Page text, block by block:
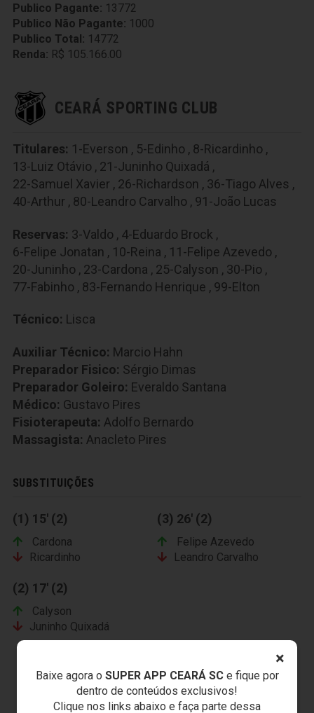
×
Baixe agora o SUPER APP CEARÁ SCe fique por
dentro de conteúdos exclusivos!
Clique nos links abaixo e faça parte dessa
Publico Pagante: 13772
Publico Não Pagante: 1000
Publico Total: 14772
Renda: R$ 105.166.00
CEARÁ SPORTING CLUB
Titulares: 1-Everson , 5-Edinho , 8-Ricardinho ,
13-Luiz Otávio , 21-Juninho Quixadá ,
22-Samuel Xavier , 26-Richardson , 36-Tiago Alves ,
40-Arthur , 80-Leandro Carvalho , 91-João Lucas
Reservas: 3-Valdo , 4-Eduardo Brock ,
6-Felipe Jonatan , 10-Reina , 11-Felipe Azevedo ,
20-Juninho , 23-Cardona , 25-Calyson , 30-Pio ,
77-Fabinho , 83-Fernando Henrique , 99-Elton
Técnico: Lisca
Auxiliar Técnico: Marcio Hahn
Preparador Fisico: Sérgio Dimas
Preparador Goleiro: Everaldo Santana
Médico: Gustavo Pires
Fisioterapeuta: Adolfo Bernardo
Massagista: Anacleto Pires
SUBSTITUIÇÕES
(1) 15' (2)
Cardona
Ricardinho
(3) 26' (2)
Felipe Azevedo
Leandro Carvalho
(2) 17' (2)
Calyson
Juninho Quixadá
CLUB ATHLETICO PARANAENSE